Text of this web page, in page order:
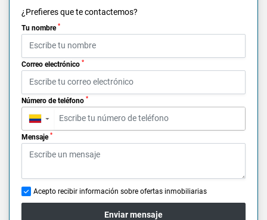
¿Prefieres que te contactemos?
Tu nombre *
Correo electrónico *
Número de teléfono *
▼
Mensaje *
Acepto recibir información sobre ofertas inmobiliarias
Enviar mensaje